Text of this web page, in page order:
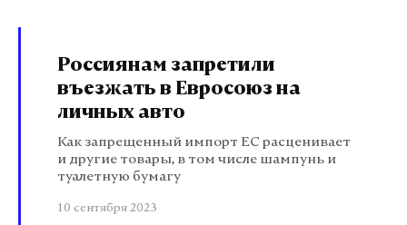
Россиянам запретили
въезжать в Евросоюз на
личных авто
Как запрещенный импорт ЕС расценивает
и другие товары, в том числе шампунь и
туалетную бумагу
10 сентября 2023